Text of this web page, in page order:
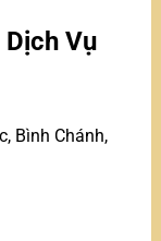
Vụ
Bình Chánh,